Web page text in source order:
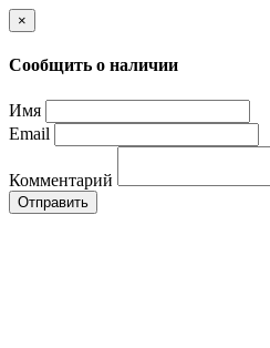
×
Сообщить о наличии
Имя
Email
Комментарий
Отправить